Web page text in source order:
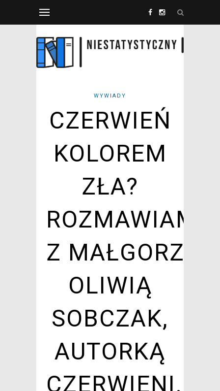
WYWIADY
CZERWIEŃ
KOLOREM
ZŁA?
ROZMAWIAMY
Z
OLIWIĄ
SOBCZAK,
AUTORKĄ
CZERWIENI.